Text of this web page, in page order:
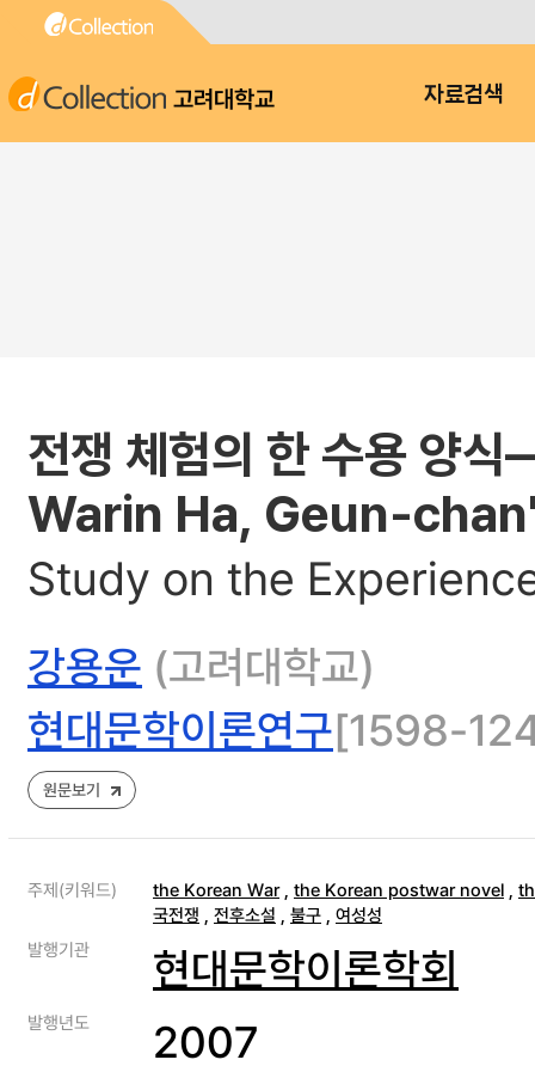
고려대학교 자료검색
전쟁 체험의 한 수용
Warin Ha, Geun-
Study on the
강용운 (고려대학교)
현대문학이론연구[1598-
원문보기
주제(키워드) the Korean War, the Korean postwar novel ,
국전쟁 , 전후소설 , 불구 , 여성성
발행기관
현대문학이론학회
발행년도 2007